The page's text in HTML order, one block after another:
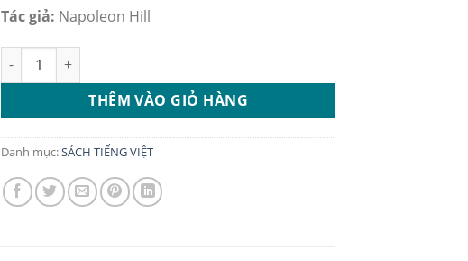
Tác giả: Napoleon Hill
. Tư Duy Làm Giàu (Think and Grow Rich) Tác giả: Napoleon Hill số lượng
THÊM VÀO GIỎ HÀNG
Danh mục:SÁCH TIẾNG VIỆT